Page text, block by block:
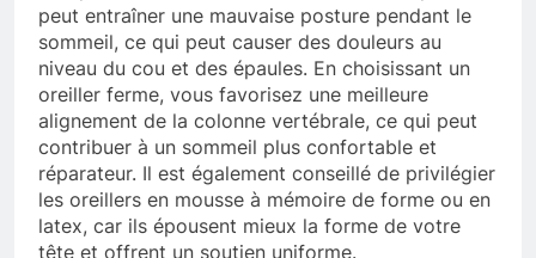
peut entraîner une mauvaise posture pendant le
sommeil, ce qui peut causer des douleurs au
niveau du cou et des épaules. En choisissant un
oreiller ferme, vous favorisez une meilleure
alignement de la colonne vertébrale, ce qui peut
contribuer à un sommeil plus confortable et
réparateur. Il est également conseillé de privilégier
les oreillers en mousse à mémoire de forme ou en
latex, car ils épousent mieux la forme de votre
tête et offrent un soutien uniforme.